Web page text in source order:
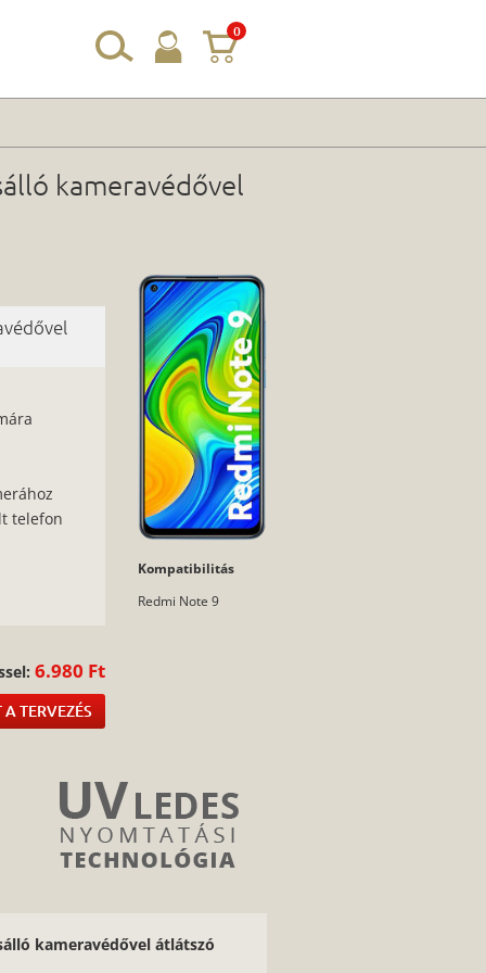
0
kameravédővel
telefon
6.980 Ft
TERVEZÉS
Kompatibilitás
Redmi Note 9
kameravédővel átlátszó